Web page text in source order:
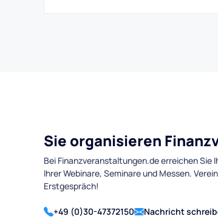
Sie organisieren
Bei Finanzveranstaltungen.de erreichen Sie
Ihrer Webinare, Seminare und Messen.
Erstgespräch!
+49 (0)30-47372150 Nachricht